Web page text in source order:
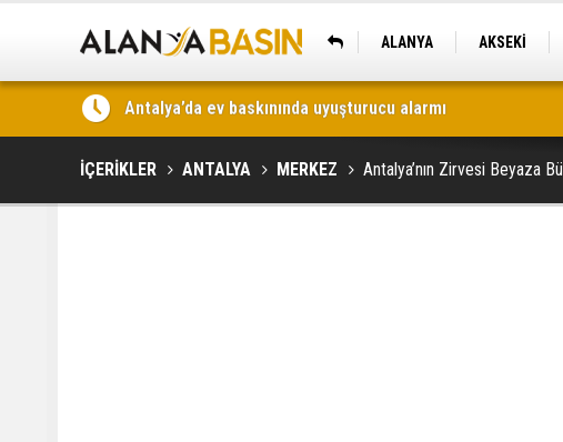
ALANYA AKSEKİ
Antalya’da uyuşturucu operasyonu: 5,6 kilo skunk ele
İÇERİKLER ANTALYA MERKEZ Antalya’nın Zirvesi Beyaza